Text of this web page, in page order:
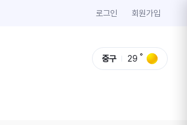
로그인 회원가입
중구 29